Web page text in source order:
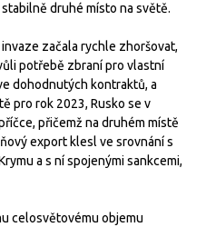
druhé místo na světě.
začala rychle zhoršovat,
potřebě zbraní pro vlastní
dohodnutých kontraktů, a
pro rok 2023, Rusko se v
přičemž na druhém místě
export klesl ve srovnání s
a s ní spojenými sankcemi,
celosvětovému objemu